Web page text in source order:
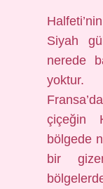
Siyah
nerede
yoktur.
çiçeğin
bölgede
bir